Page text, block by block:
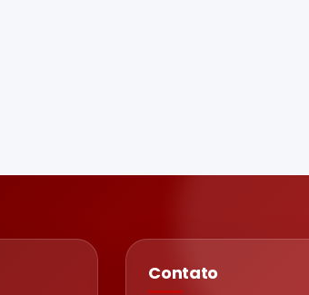
Contato